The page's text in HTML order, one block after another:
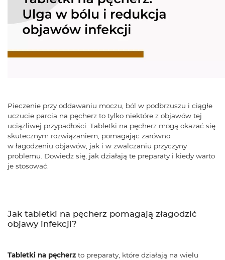
Pieczenie przy oddawaniu moczu, ból w podbrzuszu i ciągłe
uczucie parcia na pęcherz to tylko niektóre z objawów tej
uciążliwej przypadłości. Tabletki na pęcherz mogą okazać się
skutecznym rozwiązaniem, pomagając zarówno
w łagodzeniu objawów, jak i w zwalczaniu przyczyny
problemu. Dowiedz się, jak działają te preparaty i kiedy warto
je stosować.
Jak tabletki na pęcherz pomagają złagodzić
objawy infekcji?
Tabletki na pęcherz to preparaty, które działają na wielu